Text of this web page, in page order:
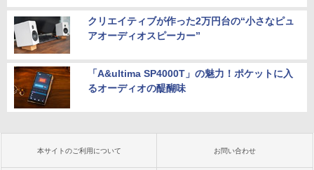
クリエイティブが作った2万円台の“小さなピュ
アオーディオスピーカー”
「A&ultima SP4000T」の魅力！ポケットに入
るオーディオの醍醐味
本サイトのご利用について お問い合わせ